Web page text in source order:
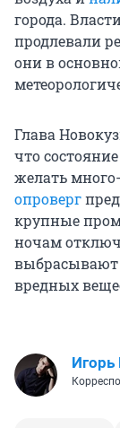
города.
продлевали
они в
Глава
что
желать
опроверг
крупные
ночам
выбрасывают
вредных
Игорь